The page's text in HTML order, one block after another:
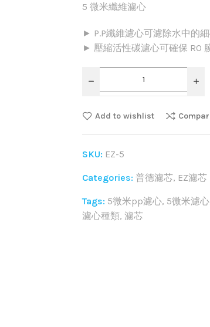
5 微米纖維濾心
► P.P纖維濾心可濾除水中的
► 壓縮活性碳濾心可確保 RO
Add to wishlist
SKU: EZ-5
Categories: 普德濾芯, EZ濾芯
Tags: 5微米pp濾心, 5微米濾心
濾心種類, 濾芯